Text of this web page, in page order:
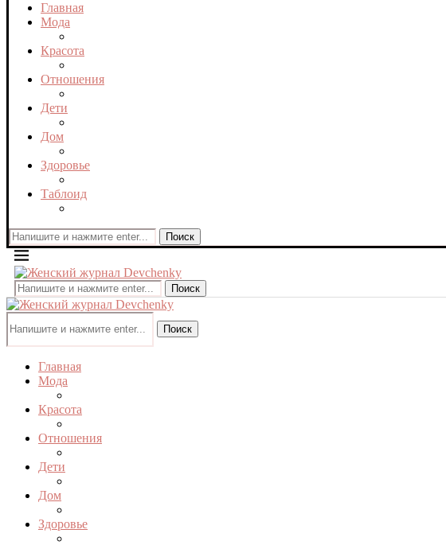
Главная
Мода
Красота
Отношения
Дети
Дом
Здоровье
Таблоид
Поиск
Поиск
Поиск
Главная
Мода
Красота
Отношения
Дети
Дом
Здоровье